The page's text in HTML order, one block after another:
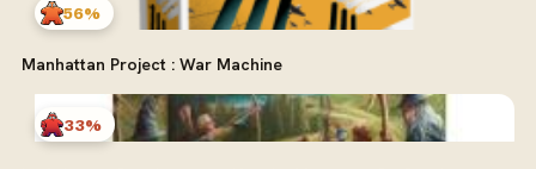
56%
Manhattan Project : War Machine
33%